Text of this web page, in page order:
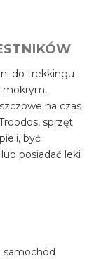
do trekkingu
mokrym,
na czas
sprzęt
być
posiadać leki
samochód